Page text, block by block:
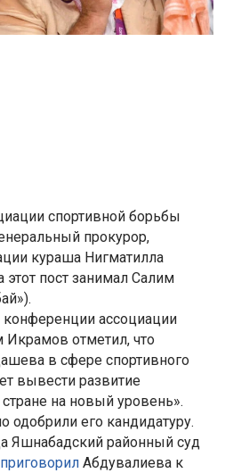
спортивной борьбы
прокурор,
кураша Нигматилла
пост занимал Салим
ассоциации
Икрамов отметил, что
в сфере спортивного
вывести развитие
на новый уровень».
одобрили его кандидатуру.
Яшнабадский районный суд
приговорилАбдувалиева к